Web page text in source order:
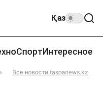
Қаз
СпортИнтересное
Все новости taspanews.kz